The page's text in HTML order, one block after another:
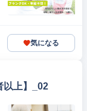
気になる
以上】_02